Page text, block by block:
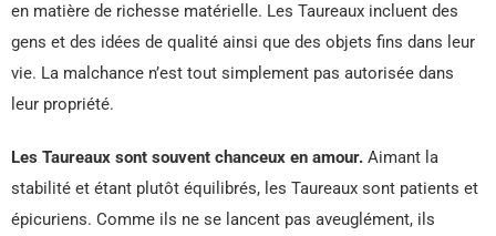
en matière de richesse matérielle. Les Taureaux incluent des
gens et des idées de qualité ainsi que des objets fins dans leur
vie. La malchance n’est tout simplement pas autorisée dans
leur propriété.
Les Taureaux sont souvent chanceux en amour. Aimant la
stabilité et étant plutôt équilibrés, les Taureaux sont patients et
épicuriens. Comme ils ne se lancent pas aveuglément, ils